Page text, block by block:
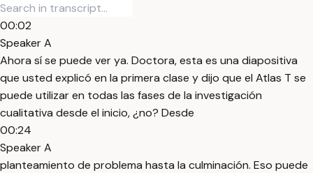
00:02
Speaker A
Ahora sí se puede ver ya. Doctora, esta es una diapositiva
que usted explicó en la primera clase y dijo que el Atlas T se
puede utilizar en todas las fases de la investigación
cualitativa desde el inicio, ¿no? Desde
00:24
Speaker A
planteamiento de problema hasta la culminación. Eso puede